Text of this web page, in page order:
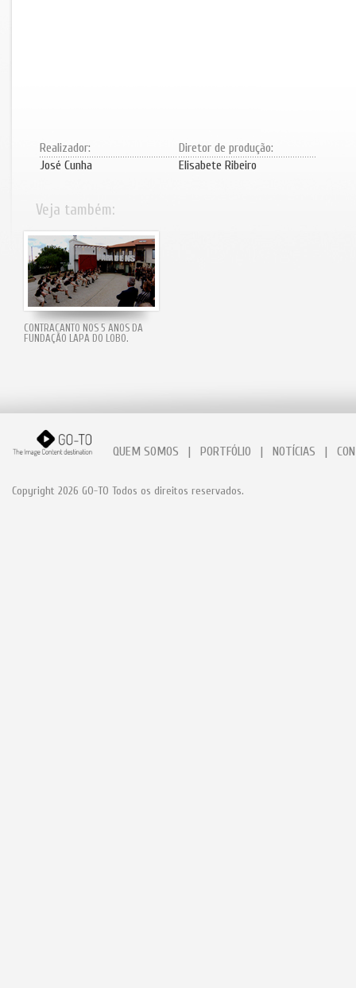
Realizador:
José Cunha
Diretor de produção:
Elisabete Ribeiro
Veja também:
CONTRACANTO NOS 5 ANOS DA
FUNDAÇÃO LAPA DO LOBO.
QUEM SOMOS | PORTFÓLIO | NOTÍCIAS |
Copyright 2026 GO-TO Todos os direitos reservados.